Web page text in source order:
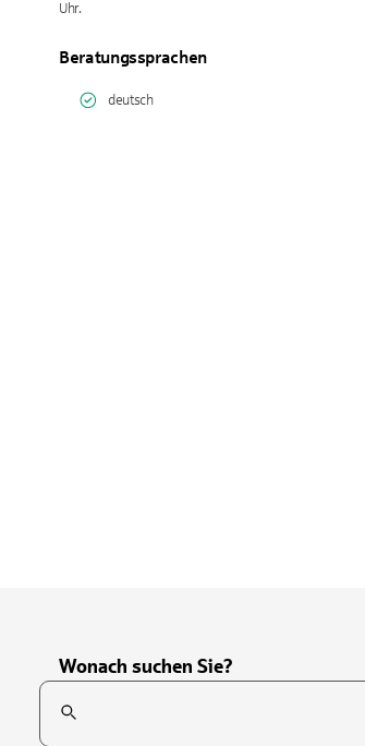
Uhr.
Beratungssprachen
deutsch
Wonach suchen Sie?
Suchfeld